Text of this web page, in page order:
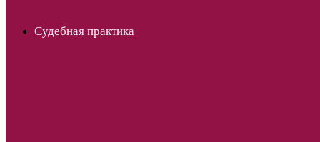
Судебная практика